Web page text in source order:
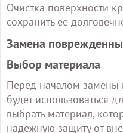
Очистка поверхности
сохранить ее
Замена
Выбор материала
Перед началом замены
будет использоваться
выбрать материал,
надежную защиту от